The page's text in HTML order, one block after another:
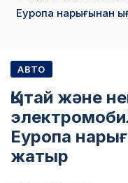
Еуропа нарығынан
АВТО
Қытай және
Еуропа
жатыр